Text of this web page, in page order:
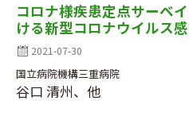
コロナ様疾患定点サーベ
ける新型コロナウイルス
2021-07-30
国立病院機構三重病院
谷口 清州、他